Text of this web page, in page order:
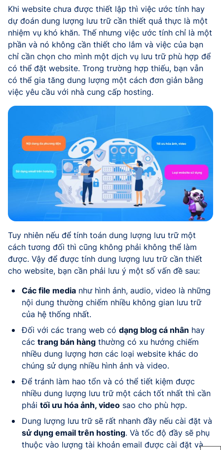
Khi website chưa được thiết lập thì việc ước tính hay
dự đoán dung lượng lưu trữ cần thiết quả thực là một
nhiệm vụ khó khăn. Thế nhưng việc ước tính chỉ là một
phần và nó không cần thiết cho lắm và việc của bạn
chỉ cần chọn cho mình một dịch vụ lưu trữ phù hợp để
có thể đặt website. Trong trường hợp thiếu, bạn vẫn
có thể gia tăng dung lượng một cách đơn giản bằng
việc yêu cầu với nhà cung cấp hosting.
Tuy nhiên nếu để tính toán dung lượng lưu trữ một
cách tương đối thì cũng không phải không thể làm
được. Vậy để được tính dung lượng lưu trữ cần thiết
cho website, bạn cần phải lưu ý một số vấn đề sau:
Các file media như hình ảnh, audio, video là những
nội dung thường chiếm nhiều không gian lưu trữ
của hệ thống nhất.
Đối với các trang web có dạng blog cá nhân hay
các trang bán hàng thường có xu hướng chiếm
nhiều dung lượng hơn các loại website khác do
chúng sử dụng nhiều hình ảnh và video.
Để tránh làm hao tổn và có thể tiết kiệm được
nhiều dung lượng lưu trữ một cách tốt nhất thì cần
phải tối ưu hóa ảnh, video sao cho phù hợp.
Dung lượng lưu trữ sẽ rất nhanh đầy nếu cài đặt và
sử dụng email trên hosting. Và tốc độ đầy sẽ phụ
thuộc vào lượng tài khoản email được cài đặt và